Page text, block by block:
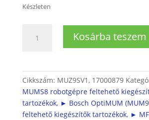
Készleten
kinyomó
és
gépekhez
mennyiség
Kosárba teszem
Cikkszám: MUZ9SV1, 17000879
MUMS8 robotgépre feltehető
tartozékok, ► Bosch OptiMUM
feltehető kiegészítők tartozékok, ►